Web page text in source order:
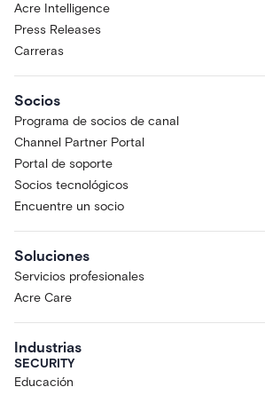
Acre Intelligence
Press Releases
Carreras
Socios
Programa de socios de canal
Channel Partner Portal
Portal de soporte
Socios tecnológicos
Encuentre un socio
Soluciones
Servicios profesionales
Acre Care
Industrias
SECURITY
Educación